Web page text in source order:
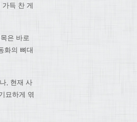
득 찬 게
은 바로
화의 뼈대
, 현재 사
묘하게 엮